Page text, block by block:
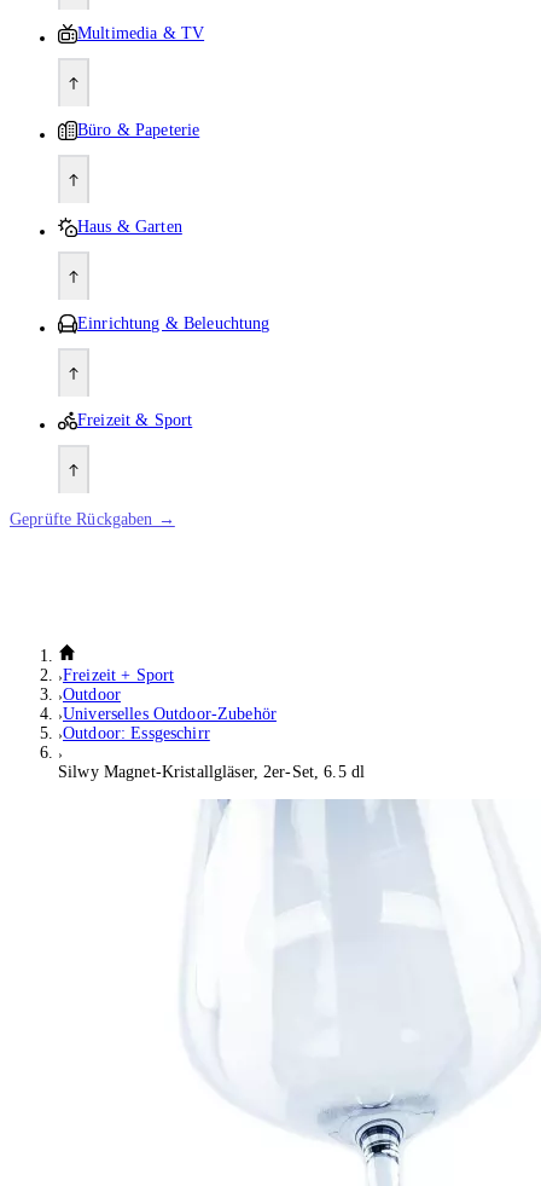
Multimedia & TV
Büro & Papeterie
Haus & Garten
Einrichtung & Beleuchtung
Freizeit & Sport
Geprüfte Rückgaben →
Freizeit + Sport
Outdoor
Universelles Outdoor-Zubehör
Outdoor: Essgeschirr
Silwy Magnet-Kristallgläser, 2er-Set, 6.5 dl